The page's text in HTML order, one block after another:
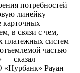
потребностей
линейку
карточных
в связи с чем,
платежных систем
частью
— сказал
«Нурбанк» Рауан